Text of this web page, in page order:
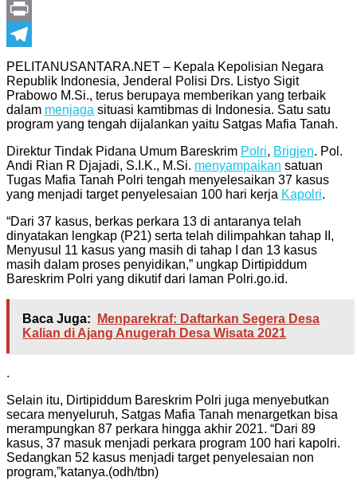
WhatsApp
Print
Telegram
PELITANUSANTARA.NET – Kepala Kepolisian Negara
Republik Indonesia, Jenderal Polisi Drs. Listyo Sigit
Prabowo M.Si., terus berupaya memberikan yang terbaik
dalam menjaga situasi kamtibmas di Indonesia. Satu satu
program yang tengah dijalankan yaitu Satgas Mafia Tanah.
Direktur Tindak Pidana Umum Bareskrim Polri, Brigjen. Pol.
Andi Rian R Djajadi, S.I.K., M.Si. menyampaikan satuan
Tugas Mafia Tanah Polri tengah menyelesaikan 37 kasus
yang menjadi target penyelesaian 100 hari kerja Kapolri.
“Dari 37 kasus, berkas perkara 13 di antaranya telah
dinyatakan lengkap (P21) serta telah dilimpahkan tahap II,
Menyusul 11 kasus yang masih di tahap I dan 13 kasus
masih dalam proses penyidikan,” ungkap Dirtipiddum
Bareskrim Polri yang dikutif dari laman Polri.go.id.
Baca Juga:
Menparekraf: Daftarkan Segera Desa
Kalian di Ajang Anugerah Desa Wisata 2021
.
Selain itu, Dirtipiddum Bareskrim Polri juga menyebutkan
secara menyeluruh, Satgas Mafia Tanah menargetkan bisa
merampungkan 87 perkara hingga akhir 2021. “Dari 89
kasus, 37 masuk menjadi perkara program 100 hari kapolri.
Sedangkan 52 kasus menjadi target penyelesaian non
program,”katanya.(odh/tbn)